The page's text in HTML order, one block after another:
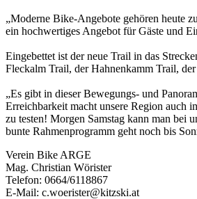
„Moderne Bike-Angebote gehören heute
ein hochwertiges Angebot für Gäste und
Eingebettet ist der neue Trail in das
Fleckalm Trail, der Hahnenkamm Trail,
„Es gibt in dieser Bewegungs- und
Erreichbarkeit macht unsere Region auch
zu testen! Morgen Samstag kann man bei
bunte Rahmenprogramm geht noch bis
Verein Bike ARGE
Mag. Christian Wörister
Telefon: 0664/6118867
E-Mail: c.woerister@kitzski.at